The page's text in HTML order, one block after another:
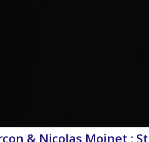
& Nicolas Moinet :